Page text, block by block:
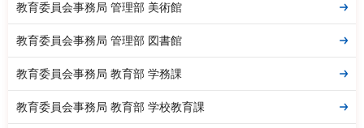
教育委員会事務局 管理部 美術館
教育委員会事務局 管理部 図書館
教育委員会事務局 教育部 学務課
教育委員会事務局 教育部 学校教育課